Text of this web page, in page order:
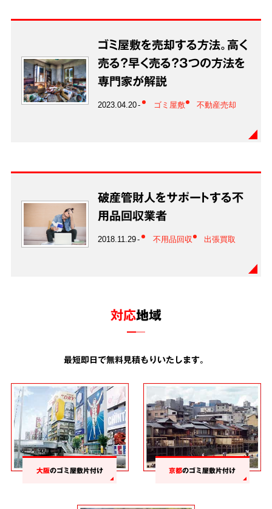
ゴミ屋敷を売却する方法。高く
売る？早く売る？3つの方法を
専門家が解説
2023.04.20 ゴミ屋敷 不動産売却
破産管財人をサポートする不
用品回収業者
2018.11.29 不用品回収 出張買取
対応地域
最短即日で無料見積もりいたします。
大阪のゴミ屋敷片付け 京都のゴミ屋敷片付け